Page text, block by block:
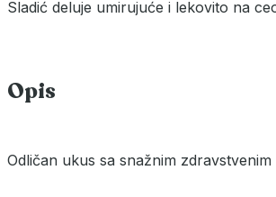
Sladić deluje umirujuće i lekovito na
Opis
Odličan ukus sa snažnim zdravstvenim